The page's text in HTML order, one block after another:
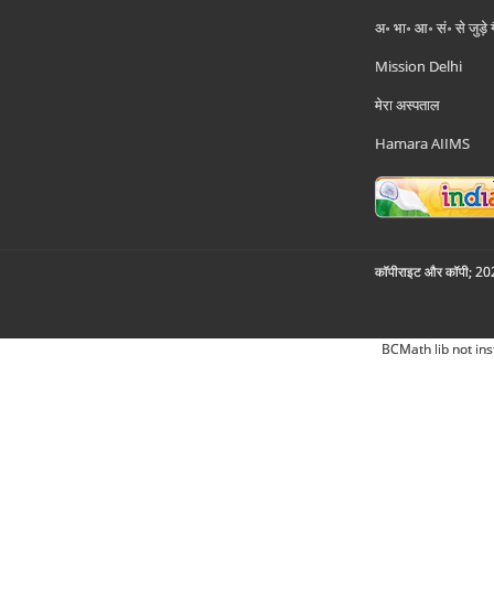
अ॰ भा॰ आ॰ सं॰ से जुड़े
Mission Delhi
मेरा अस्पताल
Hamara AIIMS
कॉपीराइट और कॉपी;
BCMath lib not